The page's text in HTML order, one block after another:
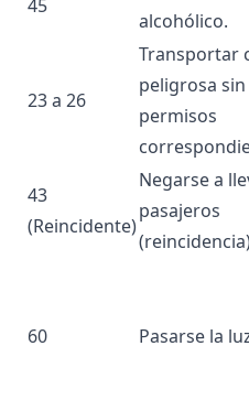
45
alcohólico.
23 a 26
Transportar
peligrosa sin
permisos
43
(Reincidente)
Negarse a
pasajeros
60 Pasarse la